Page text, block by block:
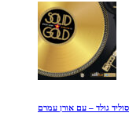
סוליד גולד – עם אורן עמרם